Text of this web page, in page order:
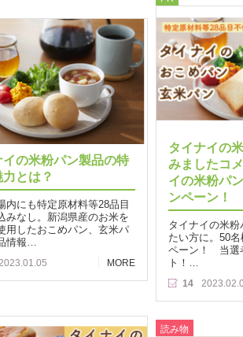
タイナイの
みましたコ
イの米粉パ
ンペーン！
タイナイの米
たい方に。50
ペーン！ 当選
ト！…
14
イの米粉パン製品の特
とは？
内にも特定原材料等28品目
みなし。新潟県産のお米を
用したおこめパン、玄米パ
情報…
MORE
読み物